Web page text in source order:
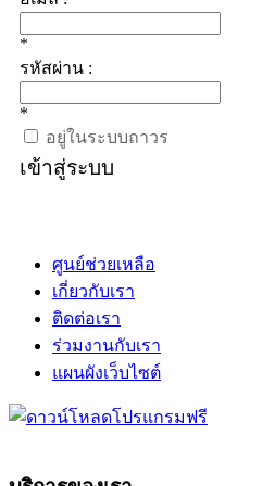
*
รหัสผ่าน :
*
อยู่ในระบบถาวร
เข้าสู่ระบบ
ศูนย์ช่วยเหลือ
เกี่ยวกับเรา
ติดต่อเรา
ร่วมงานกับเรา
แผนผังเว็บไซต์